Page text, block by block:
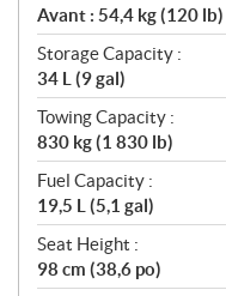
Avant : 54,4 kg (120
Storage Capacity :
34 L (9 gal)
Towing Capacity :
830 kg (1 830 lb)
Fuel Capacity :
19,5 L (5,1 gal)
Seat Height :
98 cm (38,6 po)